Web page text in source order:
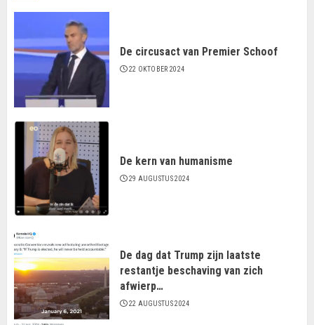
De circusact van Premier Schoof
22 OKTOBER 2024
De kern van humanisme
29 AUGUSTUS 2024
De dag dat Trump zijn laatste
restantje beschaving van zich
afwierp…
22 AUGUSTUS 2024